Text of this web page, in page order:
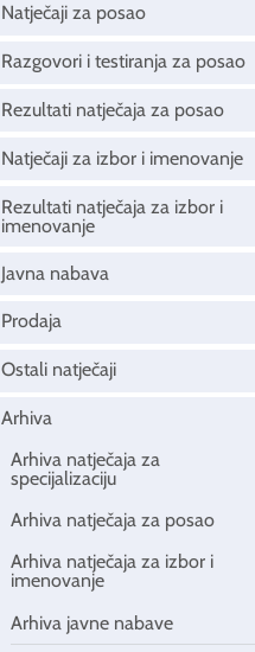
Natječaji za posao
Razgovori i testiranja za posao
Rezultati natječaja za posao
Natječaji za izbor i imenovanje
Rezultati natječaja za izbor i
imenovanje
Javna nabava
Prodaja
Ostali natječaji
Arhiva
Arhiva natječaja za
specijalizaciju
Arhiva natječaja za posao
Arhiva natječaja za izbor i
imenovanje
Arhiva javne nabave